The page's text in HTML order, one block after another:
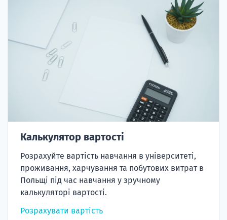
Калькулятор вартості
Розрахуйте вартість навчання в університеті,
проживання, харчування та побутових витрат в
Польщі під час навчання у зручному
калькуляторі вартості.
Розрахувати вартість